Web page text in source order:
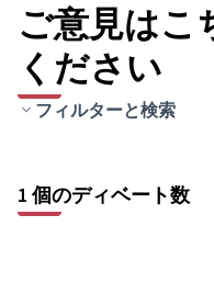
ご意見はこ
ください
フィルターと検索
1 個のディベート数